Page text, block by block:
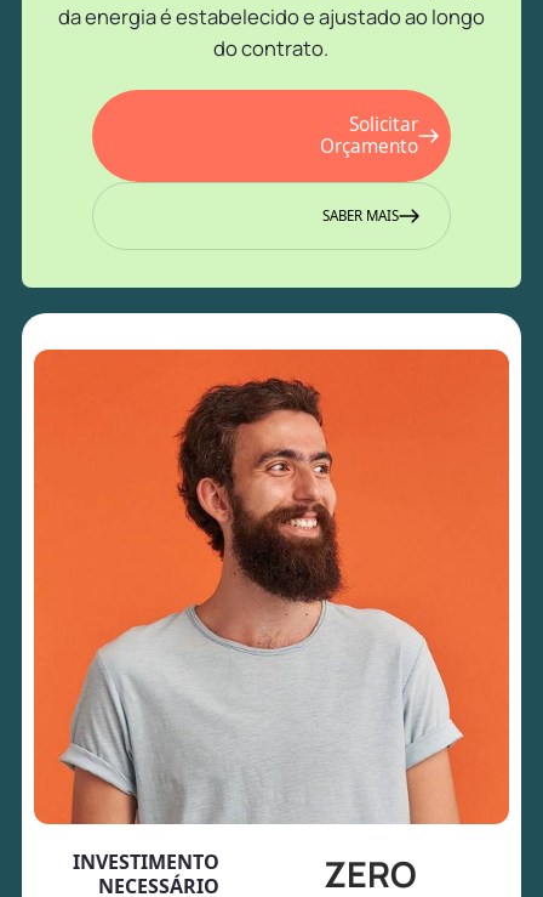
da energia é estabelecido e ajustado ao longo
do contrato.
Solicitar
Orçamento
SABER MAIS
INVESTIMENTO
NECESSÁRIO
ZERO